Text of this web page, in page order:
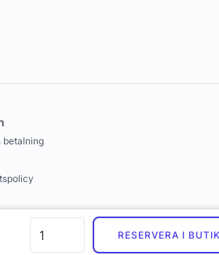
RESERVERA I BUTIK
betalning